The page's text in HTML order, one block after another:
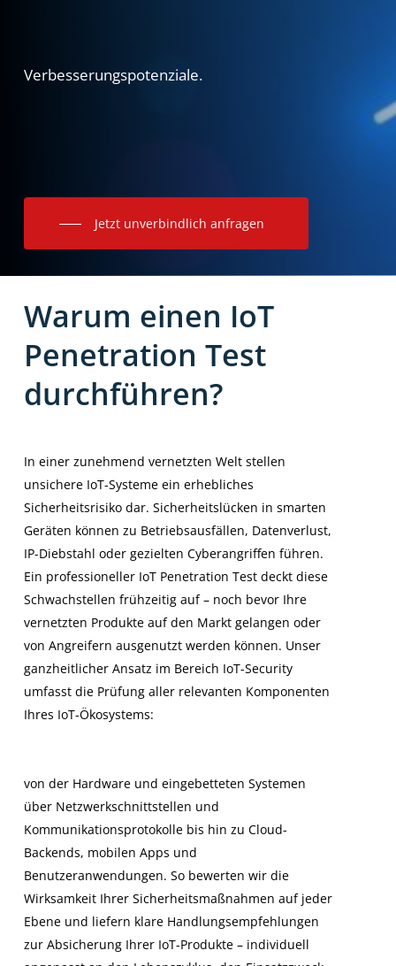
Verbesserungspotenziale.
Jetzt unverbindlich anfragen
Warum einen IoT
Penetration Test
durchführen?
In einer zunehmend vernetzten Welt stellen
unsichere IoT-Systeme ein erhebliches
Sicherheitsrisiko dar. Sicherheitslücken in smarten
Geräten können zu Betriebsausfällen, Datenverlust,
IP-Diebstahl oder gezielten Cyberangriffen führen.
Ein professioneller IoT Penetration Test deckt diese
Schwachstellen frühzeitig auf – noch bevor Ihre
vernetzten Produkte auf den Markt gelangen oder
von Angreifern ausgenutzt werden können. Unser
ganzheitlicher Ansatz im Bereich IoT-Security
umfasst die Prüfung aller relevanten Komponenten
Ihres IoT-Ökosystems:
von der Hardware und eingebetteten Systemen
über Netzwerkschnittstellen und
Kommunikationsprotokolle bis hin zu Cloud-
Backends, mobilen Apps und
Benutzeranwendungen. So bewerten wir die
Wirksamkeit Ihrer Sicherheitsmaßnahmen auf jeder
Ebene und liefern klare Handlungsempfehlungen
zur Absicherung Ihrer IoT-Produkte – individuell